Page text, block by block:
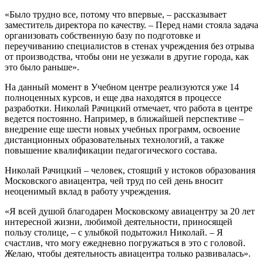
«Было трудно все, потому что впервые, – рассказывает
заместитель директора по качеству. – Перед нами стояла задача
организовать собственную базу по подготовке и
переучиванию специалистов в стенах учреждения без отрыва
от производства, чтобы они не уезжали в другие города, как
это было раньше».
На данный момент в Учебном центре реализуются уже 14
полноценных курсов, и еще два находятся в процессе
разработки. Николай Рачицкий отмечает, что работа в центре
ведется постоянно. Например, в ближайшей перспективе –
внедрение еще шести новых учебных программ, освоение
дистанционных образовательных технологий, а также
повышение квалификации педагогического состава.
Николай Рачицкий – человек, стоящий у истоков образования
Московского авиацентра, чей труд по сей день вносит
неоценимый вклад в работу учреждения.
«Я всей душой благодарен Московскому авиацентру за 20 лет
интересной жизни, любимой деятельности, приносящей
пользу столице, – с улыбкой подытожил Николай. – Я
счастлив, что могу ежедневно погружаться в это с головой.
Желаю, чтобы деятельность авиацентра только развивалась».